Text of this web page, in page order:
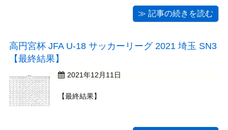
≫ 記事の続きを読む
高円宮杯 JFA U-18 サッカーリーグ 2021 埼玉 SN3
【最終結果】
2021年12月11日
【最終結果】